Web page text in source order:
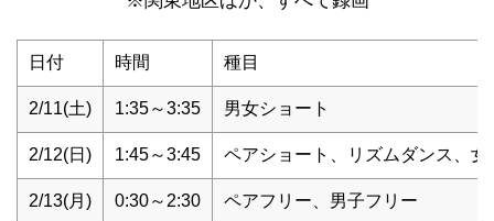
日付 時間 種目
2/11(土) 1:35～3:35 男女ショート
2/12(日) 1:45～3:45 ペアショート、リズムダンス、女
2/13(月) 0:30～2:30 ペアフリー、男子フリー